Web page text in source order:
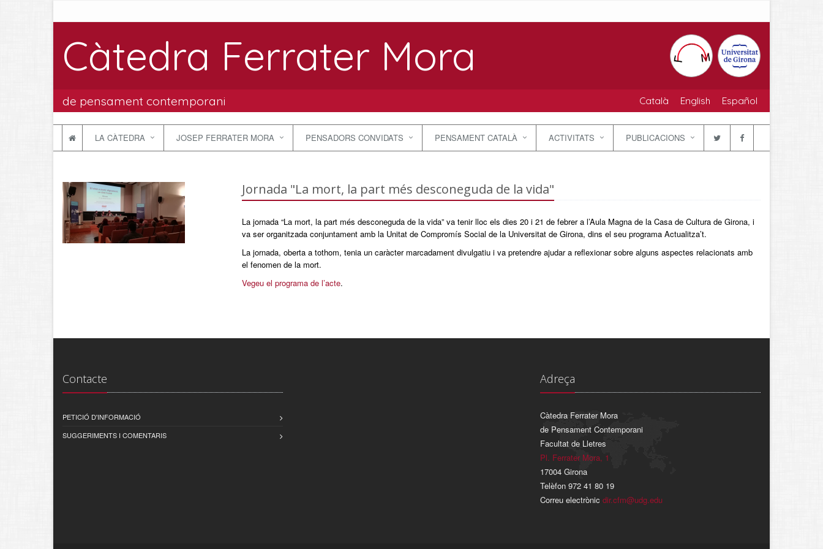
Càtedra Ferrater Mora
de pensament contemporani Català English Español
LA CÀTEDRA JOSEP FERRATER MORA PENSADORS CONVIDATS PENSAMENT CATALÀ ACTIVITATS PUBLICACIONS
Jornada "La mort, la part més desconeguda de la vida"
La jornada “La mort, la part més desconeguda de la vida” va tenir lloc els dies 20 i 21 de febrer a l’Aula Magna de la Casa de Cultura de Girona, i
va ser organitzada conjuntament amb la Unitat de Compromís Social de la Universitat de Girona, dins el seu programa Actualitza’t.
La jornada, oberta a tothom, tenia un caràcter marcadament divulgatiu i va pretendre ajudar a reflexionar sobre alguns aspectes relacionats amb
el fenomen de la mort.
Vegeu el programa de l’acte.
Contacte
PETICIÓ D'INFORMACIÓ
SUGGERIMENTS I COMENTARIS
Adreça
Càtedra Ferrater Mora
de Pensament Contemporani
Facultat de Lletres
Pl. Ferrater Mora, 1
17004 Girona
Telèfon 972 41 80 19
Correu electrònic dir.cfm@udg.edu